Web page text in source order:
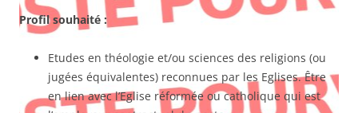
Profil souhaité :
Etudes en théologie et/ou sciences des religions (ou
jugées équivalentes) reconnues par les Eglises. Être
en lien avec l’Eglise réformée ou catholique qui est